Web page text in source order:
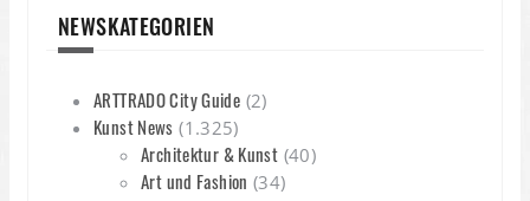
NEWSKATEGORIEN
ARTTRADO City Guide (2)
Kunst News (1.325)
Architektur & Kunst (40)
Art und Fashion (34)